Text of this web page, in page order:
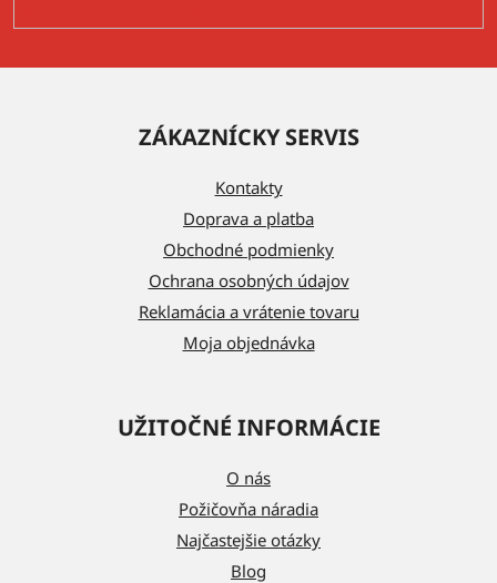
ZÁKAZNÍCKY SERVIS
Kontakty
Doprava a platba
Obchodné podmienky
Ochrana osobných údajov
Reklamácia a vrátenie tovaru
Moja objednávka
UŽITOČNÉ INFORMÁCIE
O nás
Požičovňa náradia
Najčastejšie otázky
Blog